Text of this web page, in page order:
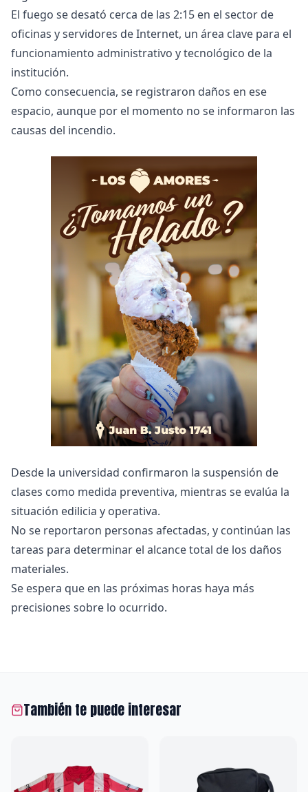
El fuego se desató cerca de las 2:15 en el sector de
oficinas y servidores de Internet, un área clave para el
funcionamiento administrativo y tecnológico de la
institución.
Como consecuencia, se registraron daños en ese
espacio, aunque por el momento no se informaron las
causas del incendio.
Desde la universidad confirmaron la suspensión de
clases como medida preventiva, mientras se evalúa la
situación edilicia y operativa.
No se reportaron personas afectadas, y continúan las
tareas para determinar el alcance total de los daños
materiales.
Se espera que en las próximas horas haya más
precisiones sobre lo ocurrido.
También te puede interesar